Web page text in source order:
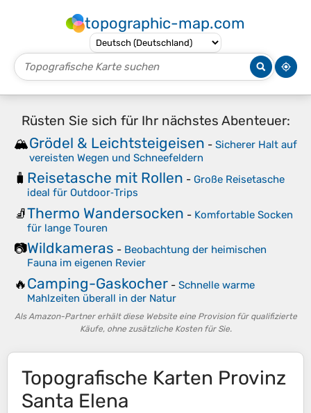
topographic-map.com
Rüsten Sie sich für Ihr nächstes Abenteuer:
🏔️Grödel & Leichtsteigeisen - Sicherer Halt auf
vereisten Wegen und Schneefeldern
🧳 Reisetasche mit Rollen - Große Reisetasche
ideal für Outdoor‑Trips
🧦Thermo Wandersocken - Komfortable Socken
für lange Touren
📷Wildkameras - Beobachtung der heimischen
Fauna im eigenen Revier
🔥Camping-Gaskocher - Schnelle warme
Mahlzeiten überall in der Natur
Als Amazon-Partner erhält diese Website eine Provision für qualifizierte
Käufe, ohne zusätzliche Kosten für Sie.
Topografische Karten Provinz
Santa Elena